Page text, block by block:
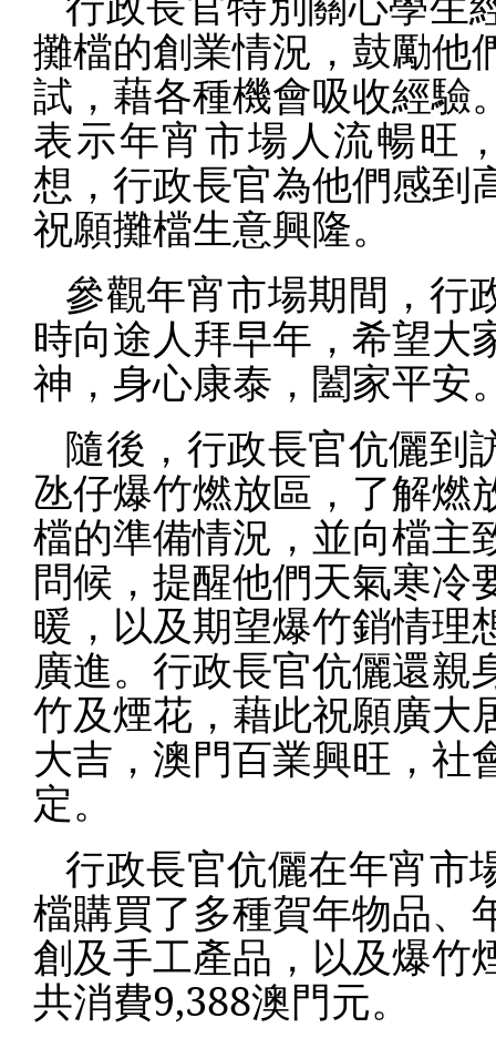
攤檔的創業情況，鼓勵他
試，藉各種機會吸收經驗
表示年宵市場人流暢旺
想，行政長官為他們感到
祝願攤檔生意興隆。
參觀年宵市場期間，行
時向途人拜早年，希望大
神，身心康泰，闔家平安
隨後，行政長官伉儷到
氹仔爆竹燃放區，了解燃
檔的準備情況，並向檔主
問候，提醒他們天氣寒冷
暖，以及期望爆竹銷情理
廣進。行政長官伉儷還親
竹及煙花，藉此祝願廣大
大吉，澳門百業興旺，社
定。
行政長官伉儷在年宵市
檔購買了多種賀年物品、
創及手工產品，以及爆竹
共消費9,388澳門元。